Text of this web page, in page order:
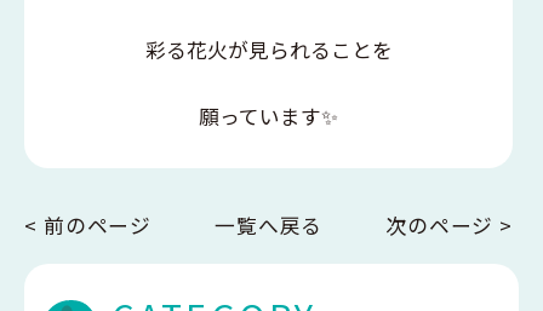
彩る花火が見られることを
願っています✨
< 前のページ 一覧へ戻る 次のページ >